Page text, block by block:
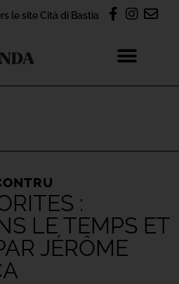
le site Cità di Bastia
:
LE TEMPS ET
JÉRÔME